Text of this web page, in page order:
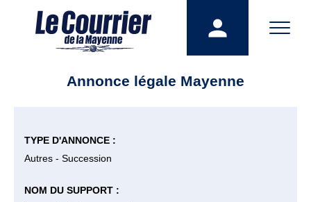
Annonce légale Mayenne
TYPE D'ANNONCE :
Autres - Succession
NOM DU SUPPORT :